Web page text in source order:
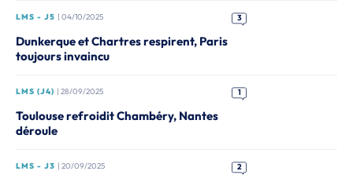
LMS - J5 | 04/10/2025 3
Dunkerque et Chartres respirent, Paris
toujours invaincu
LMS (J4) | 28/09/2025 1
Toulouse refroidit Chambéry, Nantes
déroule
LMS - J3 | 20/09/2025 2